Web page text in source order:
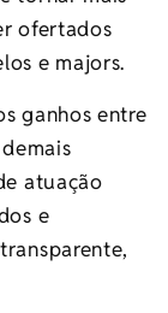
ofertados
e majors.
ganhos entre
atuação
e